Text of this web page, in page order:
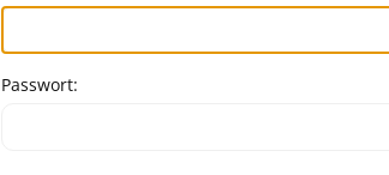
Passwort: